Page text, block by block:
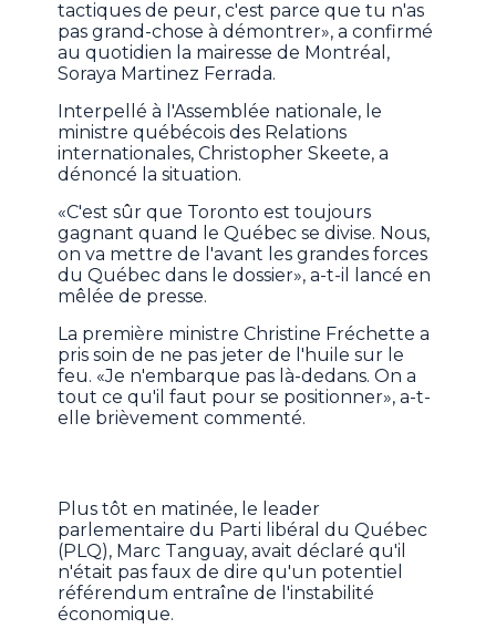
tactiques de peur, c'est parce que tu n'as
pas grand-chose à démontrer», a confirmé
au quotidien la mairesse de Montréal,
Soraya Martinez Ferrada.
Interpellé à l'Assemblée nationale, le
ministre québécois des Relations
internationales, Christopher Skeete, a
dénoncé la situation.
«C'est sûr que Toronto est toujours
gagnant quand le Québec se divise. Nous,
on va mettre de l'avant les grandes forces
du Québec dans le dossier», a-t-il lancé en
mêlée de presse.
La première ministre Christine Fréchette a
pris soin de ne pas jeter de l'huile sur le
feu. «Je n'embarque pas là-dedans. On a
tout ce qu'il faut pour se positionner», a-t-
elle brièvement commenté.
Plus tôt en matinée, le leader
parlementaire du Parti libéral du Québec
(PLQ), Marc Tanguay, avait déclaré qu'il
n'était pas faux de dire qu'un potentiel
référendum entraîne de l'instabilité
économique.